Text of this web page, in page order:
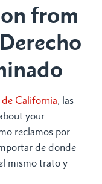
from
de California, las
your
reclamos por
de donde
mismo trato y